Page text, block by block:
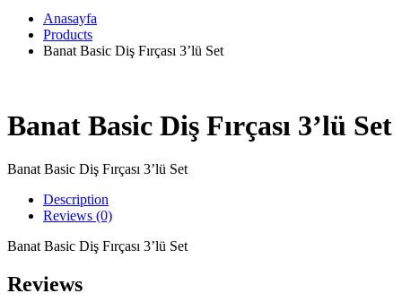
Anasayfa
Products
Banat Basic Diş Fırçası 3’lü Set
Banat Basic Diş Fırçası 3’lü Set
Banat Basic Diş Fırçası 3’lü Set
Description
Reviews (0)
Banat Basic Diş Fırçası 3’lü Set
Reviews